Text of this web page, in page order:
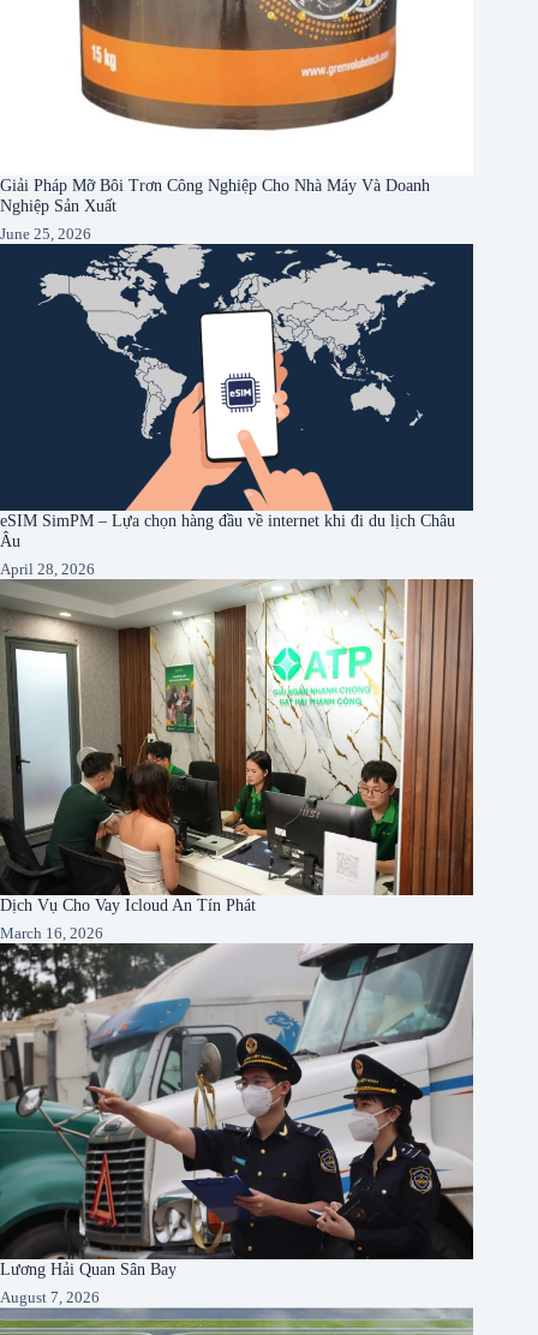
Giải Pháp Mỡ Bôi Trơn Công Nghiệp Cho Nhà Máy Và Doanh
Nghiệp Sản Xuất
June 25, 2026
eSIM SimPM – Lựa chọn hàng đầu về internet khi đi du lịch Châu
Âu
April 28, 2026
Dịch Vụ Cho Vay Icloud An Tín Phát
March 16, 2026
Lương Hải Quan Sân Bay
August 7, 2026